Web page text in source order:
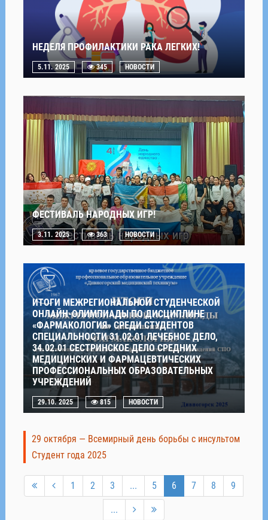
НЕДЕЛЯ ПРОФИЛАКТИКИ РАКА ЛЕГКИХ!
5.11. 2025 345 НОВОСТИ
ФЕСТИВАЛЬ НАРОДНЫХ ИГР!
3.11. 2025 363 НОВОСТИ
ИТОГИ МЕЖРЕГИОНАЛЬНОЙ СТУДЕНЧЕСКОЙ
ОНЛАЙН-ОЛИМПИАДЫ ПО ДИСЦИПЛИНЕ
«ФАРМАКОЛОГИЯ» СРЕДИ СТУДЕНТОВ
СПЕЦИАЛЬНОСТИ 31.02.01 ЛЕЧЕБНОЕ ДЕЛО,
34.02.01 СЕСТРИНСКОЕ ДЕЛО СРЕДНИХ
МЕДИЦИНСКИХ И ФАРМАЦЕВТИЧЕСКИХ
ПРОФЕССИОНАЛЬНЫХ ОБРАЗОВАТЕЛЬНЫХ
УЧРЕЖДЕНИЙ
29.10. 2025 815 НОВОСТИ
29 октября — Всемирный день борьбы с инсультом
Студент года 2025
1 2 3 ... 5 6 7 8 9
...